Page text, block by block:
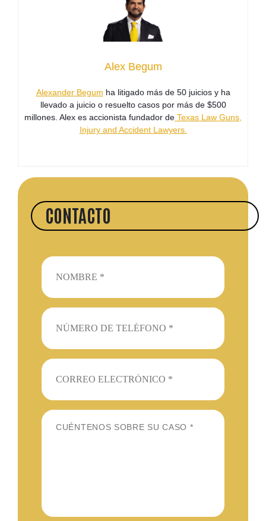
CONTACTO
Alex Begum
Alexander Begum ha litigado más de 50 juicios y ha
llevado a juicio o resuelto casos por más de $500
millones. Alex es accionista fundador de Texas Law Guns,
Injury and Accident Lawyers.